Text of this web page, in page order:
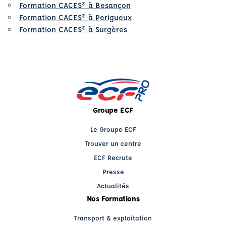
Formation CACES® à Besançon
Formation CACES® à Perigueux
Formation CACES® à Surgères
Groupe ECF
Le Groupe ECF
Trouver un centre
ECF Recrute
Presse
Actualités
Nos Formations
Transport & exploitation